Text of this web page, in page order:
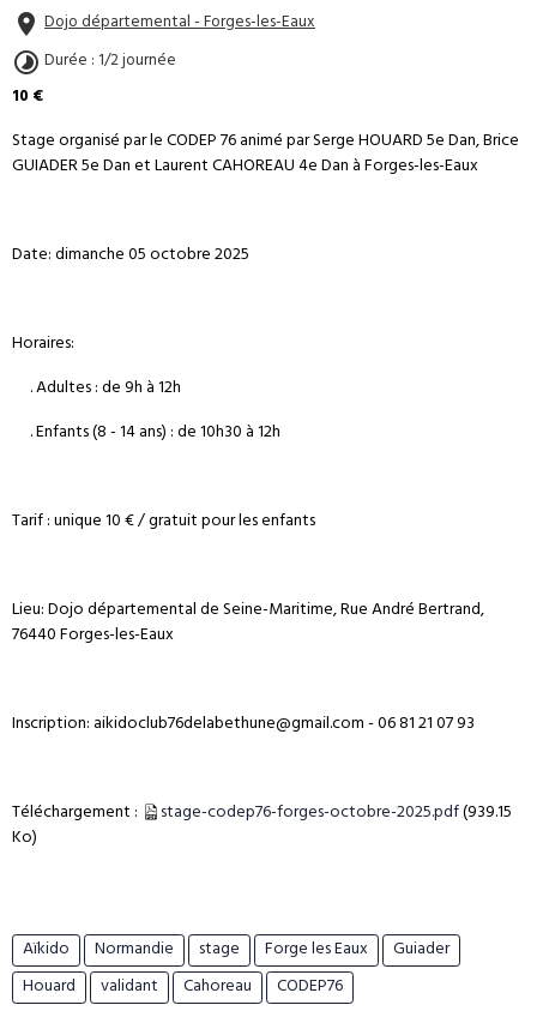
Dojo départemental - Forges-les-Eaux
Durée : 1/2 journée
10 €
Stage organisé par le CODEP 76 animé par Serge HOUARD 5e Dan, Brice
GUIADER 5e Dan et Laurent CAHOREAU 4e Dan à Forges-les-Eaux
Date: dimanche 05 octobre 2025
Horaires:
. Adultes : de 9h à 12h
. Enfants (8 - 14 ans) : de 10h30 à 12h
Tarif : unique 10 € / gratuit pour les enfants
Lieu: Dojo départemental de Seine-Maritime, Rue André Bertrand,
76440 Forges-les-Eaux
Inscription: aikidoclub76delabethune@gmail.com - 06 81 21 07 93
Téléchargement : stage-codep76-forges-octobre-2025.pdf(939.15
Ko)
Aïkido Normandie stage Forge les Eaux
Guiader
Houard
validant Cahoreau
CODEP76